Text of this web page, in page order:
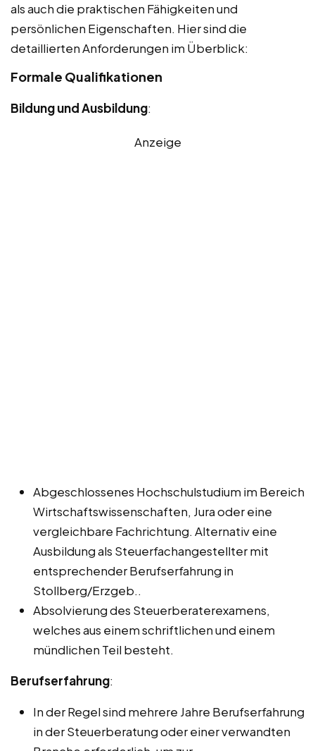
als auch die praktischen Fähigkeiten und
persönlichen Eigenschaften. Hier sind die
detaillierten Anforderungen im Überblick:
Formale Qualifikationen
Bildung und Ausbildung:
Anzeige
Abgeschlossenes Hochschulstudium im Bereich
Wirtschaftswissenschaften, Jura oder eine
vergleichbare Fachrichtung. Alternativ eine
Ausbildung als Steuerfachangestellter mit
entsprechender Berufserfahrung in
Stollberg/Erzgeb..
Absolvierung des Steuerberaterexamens,
welches aus einem schriftlichen und einem
mündlichen Teil besteht.
Berufserfahrung:
In der Regel sind mehrere Jahre Berufserfahrung
in der Steuerberatung oder einer verwandten